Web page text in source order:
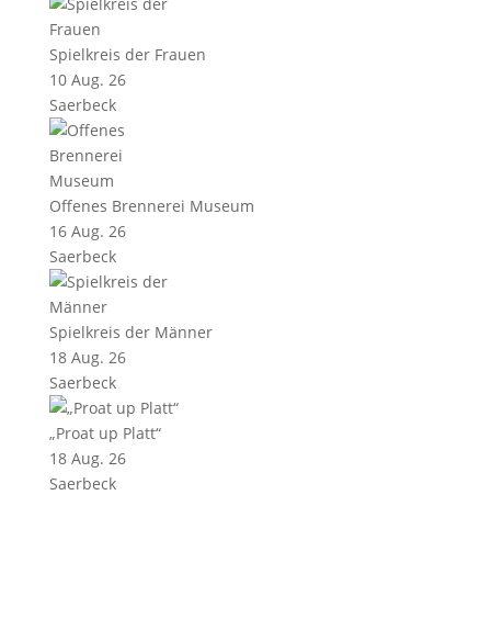
Spielkreis der Frauen
10 Aug. 26
Saerbeck
Offenes Brennerei Museum
16 Aug. 26
Saerbeck
Spielkreis der Männer
18 Aug. 26
Saerbeck
„Proat up Platt“
18 Aug. 26
Saerbeck